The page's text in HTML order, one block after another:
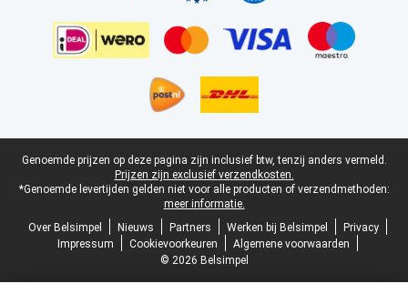
Juridische voettekst
Genoemde prijzen op deze pagina zijn inclusief btw, tenzij anders vermeld.
Prijzen zijn exclusief verzendkosten.
*Genoemde levertijden gelden niet voor alle producten of verzendmethoden:
meer informatie.
Over Belsimpel
Nieuws Partners Werken bij Belsimpel
Privacy
Impressum
Cookievoorkeuren
Algemene voorwaarden
© 2026 Belsimpel